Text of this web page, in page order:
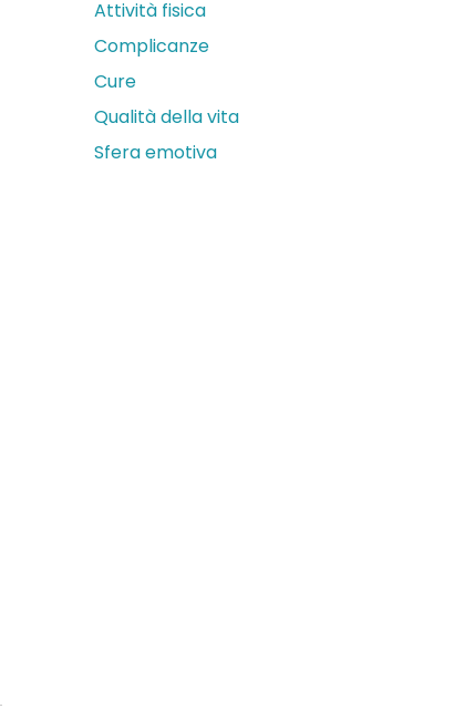
Attività fisica
Complicanze
Cure
Qualità della vita
Sfera emotiva